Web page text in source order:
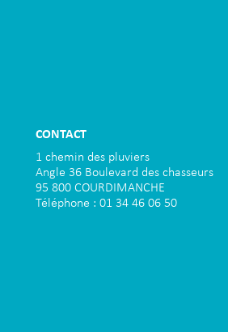
CONTACT
1 chemin des pluviers
Angle 36 Boulevard des chasseurs
95 800 COURDIMANCHE
Téléphone : 01 34 46 06 50